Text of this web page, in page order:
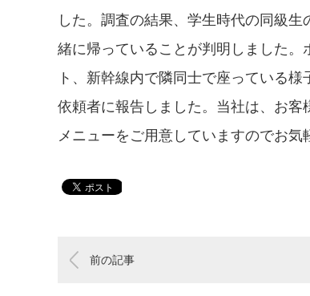
した。調査の結果、学生時代の同級
緒に帰っていることが判明しました
ト、新幹線内で隣同士で座っている
依頼者に報告しました。当社は、お客
メニューをご用意していますのでお気
前の記事